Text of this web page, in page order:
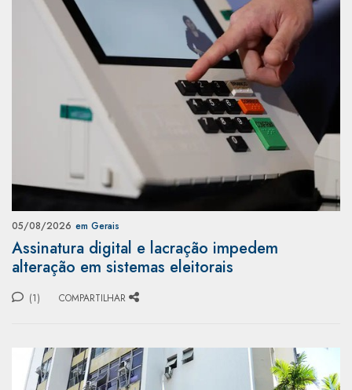
05/08/2026 em Gerais
Assinatura digital e lacração impedem
alteração em sistemas eleitorais
(1) COMPARTILHAR